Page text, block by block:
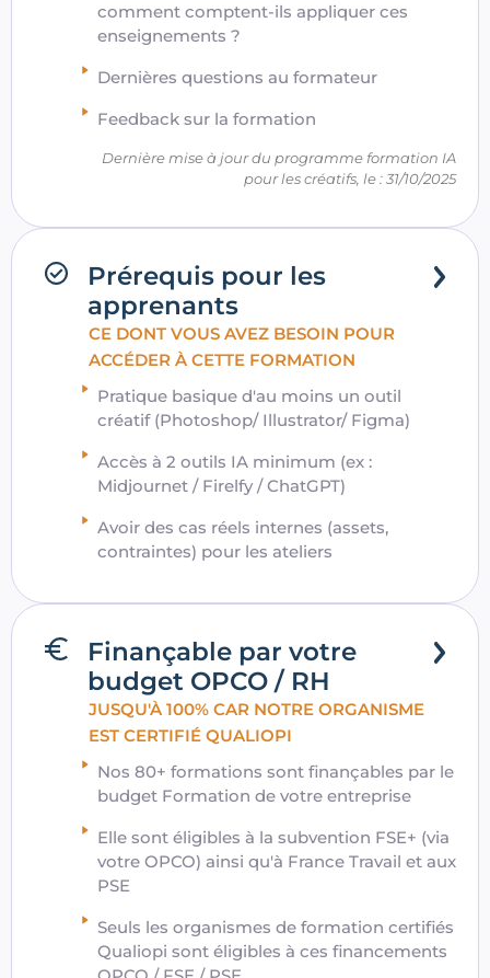
comment comptent-ils appliquer ces
enseignements ?
Dernières questions au formateur
Feedback sur la formation
Dernière mise à jour du programme formation IA
pour les créatifs, le : 31/10/2025
Prérequis pour les
apprenants
CE DONT VOUS AVEZ BESOIN POUR
ACCÉDER À CETTE FORMATION
Pratique basique d'au moins un outil
créatif (Photoshop/ Illustrator/ Figma)
Accès à 2 outils IA minimum (ex :
Midjournet / Firelfy / ChatGPT)
Avoir des cas réels internes (assets,
contraintes) pour les ateliers
Finançable par votre
budget OPCO / RH
JUSQU'À 100% CAR NOTRE ORGANISME
EST CERTIFIÉ QUALIOPI
Nos 80+ formations sont finançables par le
budget Formation de votre entreprise
Elle sont éligibles à la subvention FSE+ (via
votre OPCO) ainsi qu'à France Travail et aux
PSE
Seuls les organismes de formation certifiés
Qualiopi sont éligibles à ces financements